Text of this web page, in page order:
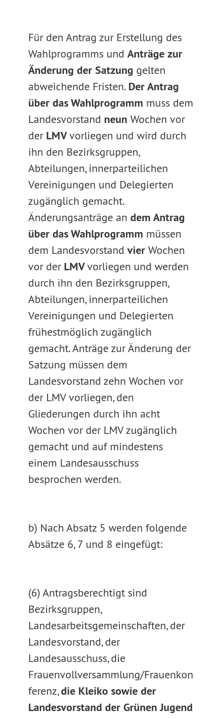
Für den Antrag zur Erstellung des
Wahlprogramms und Anträge zur
Änderung der Satzung gelten
abweichende Fristen. Der Antrag
über das Wahlprogramm muss dem
Landesvorstand neun Wochen vor
der LMVvorliegen und wird durch
ihn den Bezirksgruppen,
Abteilungen, innerparteilichen
Vereinigungen und Delegierten
zugänglich gemacht.
Änderungsanträge an dem Antrag
über das Wahlprogramm müssen
dem Landesvorstand vier Wochen
vor der LMVvorliegen und werden
durch ihn den Bezirksgruppen,
Abteilungen, innerparteilichen
Vereinigungen und Delegierten
frühestmöglich zugänglich
gemacht. Anträge zur Änderung der
Satzung müssen dem
Landesvorstand zehn Wochen vor
der LMV vorliegen, den
Gliederungen durch ihn acht
Wochen vor der LMV zugänglich
gemacht und auf mindestens
einem Landesausschuss
besprochen werden.
b) Nach Absatz 5 werden folgende
Absätze 6, 7 und 8 eingefügt:
(6) Antragsberechtigt sind
Bezirksgruppen,
Landesarbeitsgemeinschaften, der
Landesvorstand, der
Landesausschuss, die
Frauenvollversammlung/Frauenkon
ferenz,die Kleiko sowie der
Landesvorstand der Grünen Jugend